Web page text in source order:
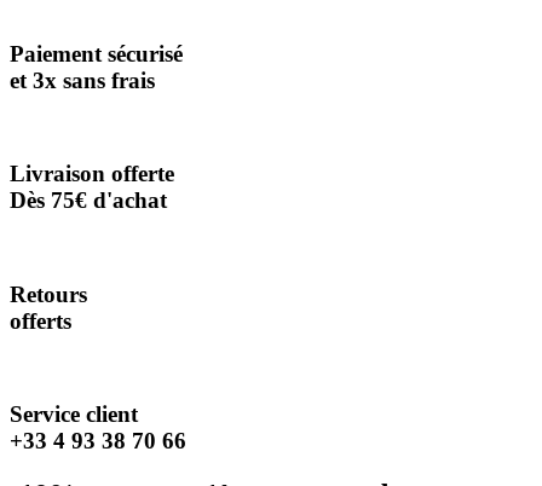
Paiement sécurisé
et 3x sans frais
Livraison offerte
Dès 75€ d'achat
Retours
offerts
Service client
+33 4 93 38 70 66